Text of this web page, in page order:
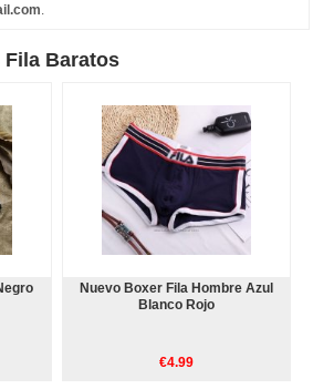
Baratos
Nuevo Boxer Fila Hombre Azul
Blanco Rojo
€4.99